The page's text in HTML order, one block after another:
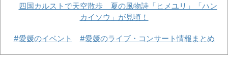
四国カルストで天空散歩 夏の風物詩「ヒメユリ」「ハン
カイソウ」が見頃！
#愛媛のイベント #愛媛のライブ・コンサート情報まとめ